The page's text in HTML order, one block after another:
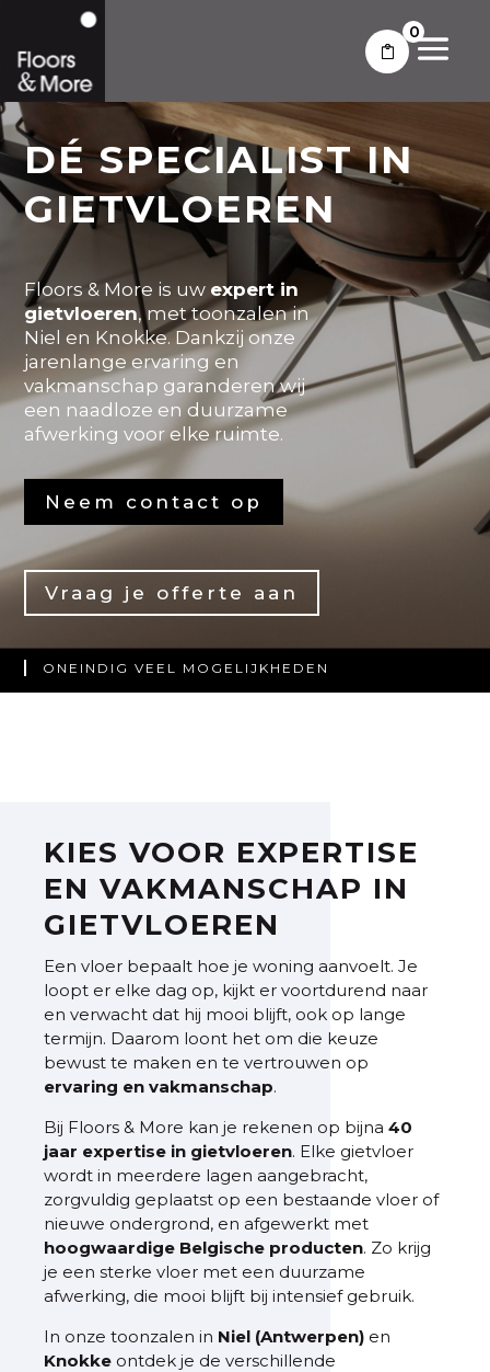
0
DÉ SPECIALIST IN
GIETVLOEREN
Floors & More is uw expert in
gietvloeren, met toonzalen in
Niel en Knokke. Dankzij onze
jarenlange ervaring en
vakmanschap garanderen wij
een naadloze en duurzame
afwerking voor elke ruimte.
Neem contact op
Vraag je offerte aan
ONEINDIG VEEL MOGELIJKHEDEN
KIES VOOR EXPERTISE
EN VAKMANSCHAP IN
GIETVLOEREN
Een vloer bepaalt hoe je woning aanvoelt. Je
loopt er elke dag op, kijkt er voortdurend naar
en verwacht dat hij mooi blijft, ook op lange
termijn. Daarom loont het om die keuze
bewust te maken en te vertrouwen op
ervaring en vakmanschap.
Bij Floors & More kan je rekenen op bijna40
jaar expertise in gietvloeren. Elke gietvloer
wordt in meerdere lagen aangebracht,
zorgvuldig geplaatst op een bestaande vloer of
nieuwe ondergrond, en afgewerkt met
hoogwaardige Belgische producten. Zo krijg
je een sterke vloer met een duurzame
afwerking, die mooi blijft bij intensief gebruik.
In onze toonzalen in Niel (Antwerpen) en
Knokke ontdek je de verschillende